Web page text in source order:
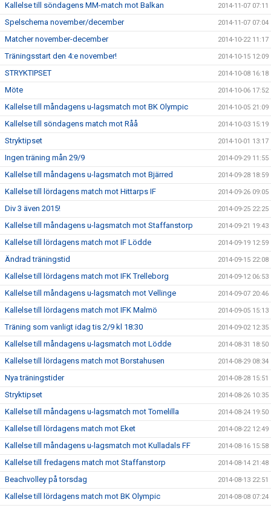
Kallelse till söndagens MM-match mot Balkan 2014-11-07 07:11
Spelschema november/december 2014-11-07 07:04
Matcher november-december 2014-10-22 11:17
Träningsstart den 4:e november! 2014-10-15 12:09
STRYKTIPSET 2014-10-08 16:18
Möte 2014-10-06 17:52
Kallelse till måndagens u-lagsmatch mot BK Olympic 2014-10-05 21:09
Kallelse till söndagens match mot Råå 2014-10-03 15:19
Stryktipset 2014-10-01 13:17
Ingen träning mån 29/9 2014-09-29 11:55
Kallelse till måndagens u-lagsmatch mot Bjärred 2014-09-28 18:59
Kallelse till lördagens match mot Hittarps IF 2014-09-26 09:05
Div 3 även 2015! 2014-09-25 22:25
Kallelse till måndagens u-lagsmatch mot Staffanstorp 2014-09-21 19:43
Kallelse till lördagens match mot IF Lödde 2014-09-19 12:59
Ändrad träningstid 2014-09-15 22:08
Kallelse till lördagens match mot IFK Trelleborg 2014-09-12 06:53
Kallelse till måndagens u-lagsmatch mot Vellinge 2014-09-07 20:46
Kallelse till lördagens match mot IFK Malmö 2014-09-05 15:13
Träning som vanligt idag tis 2/9 kl 18:30 2014-09-02 12:35
Kallelse till måndagens u-lagsmatch mot Lödde 2014-08-31 18:50
Kallelse till lördagens match mot Borstahusen 2014-08-29 08:34
Nya träningstider 2014-08-28 15:51
Stryktipset 2014-08-26 10:35
Kallelse till måndagens u-lagsmatch mot Tomelilla 2014-08-24 19:50
Kallelse till lördagens match mot Eket 2014-08-22 12:49
Kallelse till måndagens u-lagsmatch mot Kulladals FF 2014-08-16 15:58
Kallelse till fredagens match mot Staffanstorp 2014-08-14 21:48
Beachvolley på torsdag 2014-08-13 22:51
Kallelse till lördagens match mot BK Olympic 2014-08-08 07:24